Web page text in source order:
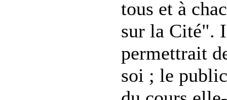
tous et à
sur la Cité".
permettrait
soi ; le